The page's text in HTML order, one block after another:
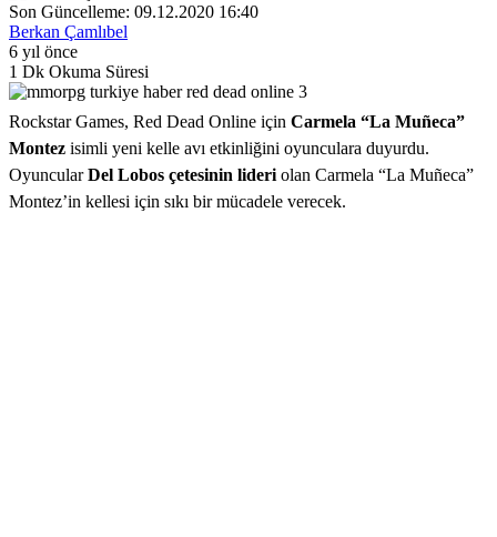
Son Güncelleme: 09.12.2020 16:40
Berkan Çamlıbel
6 yıl önce
1 Dk Okuma Süresi
Rockstar Games, Red Dead Online için Carmela “La Muñeca”
Montez isimli yeni kelle avı etkinliğini oyunculara duyurdu.
OyuncularDel Lobos çetesinin lideri olan Carmela “La Muñeca”
Montez’in kellesi için sıkı bir mücadele verecek.